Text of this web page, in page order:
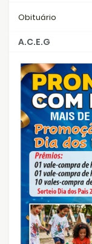
Obituário
A.C.E.G